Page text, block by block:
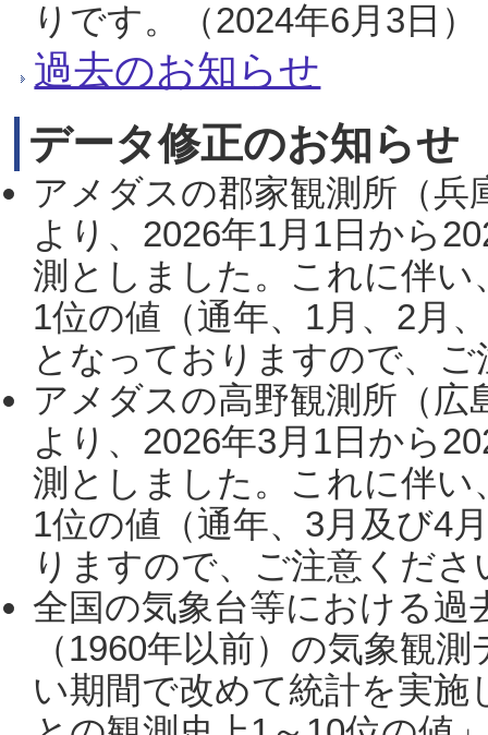
りです。（2024年6月3日）
過去のお知らせ
データ修正のお知らせ
アメダスの郡家観測所（
より、2026年1月1日から
測としました。これに伴い
1位の値（通年、1月、2月
となっておりますので、
アメダスの高野観測所（
より、2026年3月1日から
測としました。これに伴い
1位の値（通年、3月及び4
りますので、ご注意くだ
全国の気象台等における過
（1960年以前）の気象観
い期間で改めて統計を実